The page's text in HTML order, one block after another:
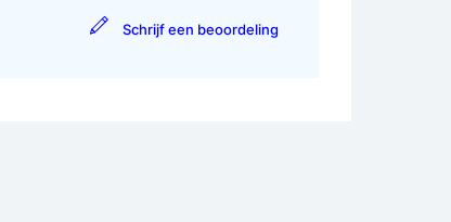
Schrijf een beoordeling